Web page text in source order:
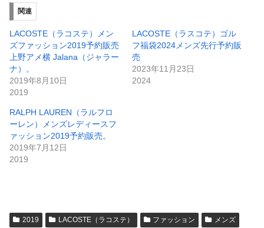
関連
LACOSTE（ラコステ）メン
ズファッション2019予約販売
上野アメ横 Jalana（ジャラー
ナ）。
2019年8月10日
2019
LACOSTE（ラスコテ）ゴル
フ福袋2024メンズ先行予約販
売
2023年11月23日
2024
RALPH LAUREN（ラルフロ
ーレン）メンズレディースフ
ァッション2019予約販売。
2019年7月12日
2019
2019 LACOSTE（ラコステ） ファッション
メンズ